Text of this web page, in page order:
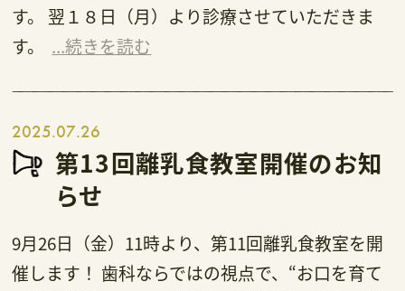
す。 翌１８日（月）より診療させていただきま
す。 ...続きを読む
2025.07.26
第13回離乳食教室開催のお知
らせ
9月26日（金）11時より、第11回離乳食教室を開
催します！ 歯科ならではの視点で、“お口を育て